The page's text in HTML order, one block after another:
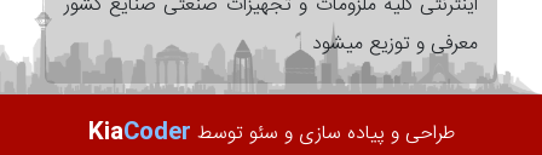
معرفی و توزیع میشود
طراحی و پیاده سازی و سئو توسط KiaCoder